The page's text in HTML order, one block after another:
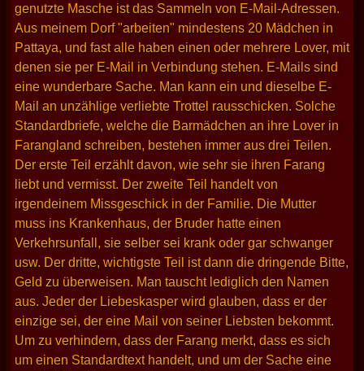
genutzte Masche ist das Sammeln von E-Mail-Adressen.
Aus meinem Dorf "arbeiten" mindestens 20 Mädchen in
Pattaya, und fast alle haben einen oder mehrere Lover, mit
denen sie per E-Mail in Verbindung stehen. E-Mails sind
eine wunderbare Sache. Man kann ein und dieselbe E-
Mail an unzählige verliebte Trottel rausschicken. Solche
Standardbriefe, welche die Barmädchen an ihre Lover in
Farangland schreiben, bestehen immer aus drei Teilen.
Der erste Teil erzählt davon, wie sehr sie ihren Farang
liebt und vermisst. Der zweite Teil handelt von
irgendeinem Missgeschick in der Familie. Die Mutter
muss ins Krankenhaus, der Bruder hatte einen
Verkehrsunfall, sie selber sei krank oder gar schwanger
usw. Der dritte, wichtigste Teil ist dann die dringende Bitte,
Geld zu überweisen. Man tauscht lediglich den Namen
aus. Jeder der Liebeskasper wird glauben, dass er der
einzige sei, der eine Mail von seiner Liebsten bekommt.
Um zu verhindern, dass der Farang merkt, dass es sich
um einen Standardtext handelt, und um der Sache eine